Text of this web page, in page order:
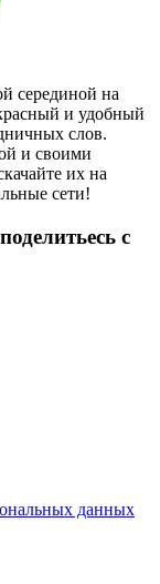
серединой на
и удобный
слов.
и своими
их на
сети!
с
данных